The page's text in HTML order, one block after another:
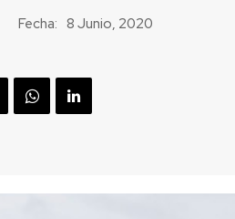
Fecha: 8 Junio, 2020